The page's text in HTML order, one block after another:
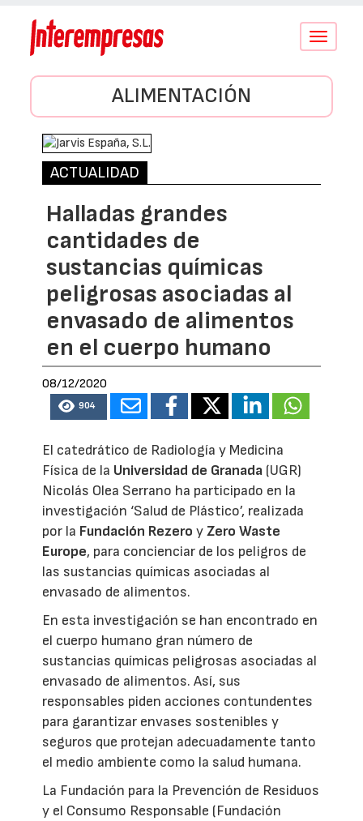
Conmutar
ALIMENTACIÓN
ACTUALIDAD
Halladas grandes
cantidades de
sustancias químicas
peligrosas asociadas al
envasado de alimentos
en el cuerpo humano
08/12/2020
904
El catedrático de Radiología y Medicina
Física de la Universidad de Granada (UGR)
Nicolás Olea Serrano ha participado en la
investigación ‘Salud de Plástico’, realizada
por la Fundación Rezero yZero Waste
Europe, para concienciar de los peligros de
las sustancias químicas asociadas al
envasado de alimentos.
En esta investigación se han encontrado en
el cuerpo humano gran número de
sustancias químicas peligrosas asociadas al
envasado de alimentos. Así, sus
responsables piden acciones contundentes
para garantizar envases sostenibles y
seguros que protejan adecuadamente tanto
el medio ambiente como la salud humana.
La Fundación para la Prevención de Residuos
y el Consumo Responsable (Fundación